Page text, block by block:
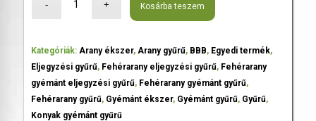
Kosárba teszem
Kategóriák: Arany ékszer, Arany gyűrű, BBB, Egyedi termék,
Eljegyzési gyűrű, Fehérarany eljegyzési gyűrű, Fehérarany
gyémánt eljegyzési gyűrű, Fehérarany gyémánt gyűrű,
Fehérarany gyűrű, Gyémánt ékszer, Gyémánt gyűrű, Gyűrű,
Konyak gyémánt gyűrű